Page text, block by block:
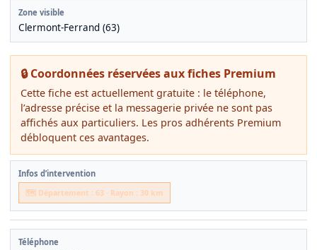
Zone visible
Clermont-Ferrand (63)
🔒 Coordonnées réservées aux fiches Premium
Cette fiche est actuellement gratuite : le téléphone,
l’adresse précise et la messagerie privée ne sont pas
affichés aux particuliers. Les pros adhérents Premium
débloquent ces avantages.
Infos d’intervention
🗺️ Département : 63 · Rayon : 30 km
Téléphone